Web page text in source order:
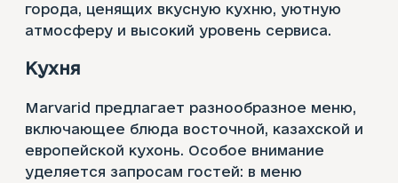
города, ценящих вкусную кухню, уютную
атмосферу и высокий уровень сервиса.
Кухня
Marvarid предлагает разнообразное меню,
включающее блюда восточной, казахской и
европейской кухонь. Особое внимание
уделяется запросам гостей: в меню